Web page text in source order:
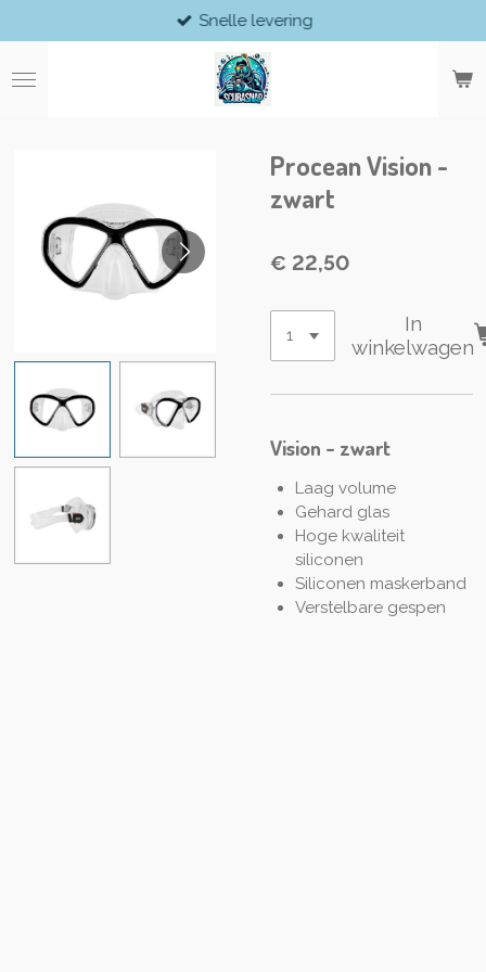
direct
naar
de
Snelle levering
Procean Vision -
zwart
€ 22,50
In
winkelwagen
Vision - zwart
Laag volume
Gehard glas
Hoge kwaliteit
siliconen
Siliconen maskerband
Verstelbare gespen